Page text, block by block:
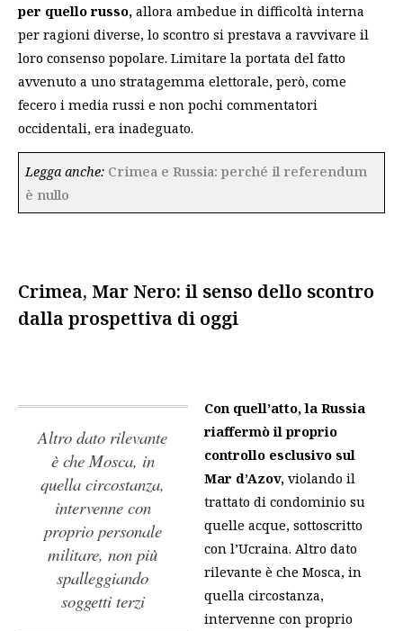
per quello russo, allora ambedue in difficoltà interna
per ragioni diverse, lo scontro si prestava a ravvivare il
loro consenso popolare. Limitare la portata del fatto
avvenuto a uno stratagemma elettorale, però, come
fecero i media russi e non pochi commentatori
occidentali, era inadeguato.
Legga anche: Crimea e Russia: perché il referendum
è nullo
Crimea, Mar Nero: il senso dello scontro
dalla prospettiva di oggi
Altro dato rilevante
è che Mosca, in
quella circostanza,
intervenne con
proprio personale
militare, non più
spalleggiando
soggetti terzi
Con quell’atto, la Russia
riaffermò il proprio
controllo esclusivo sul
Mar d’Azov,violando il
trattato di condominio su
quelle acque, sottoscritto
con l’Ucraina. Altro dato
rilevante è che Mosca, in
quella circostanza,
intervenne con proprio